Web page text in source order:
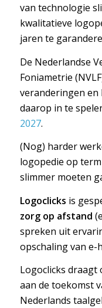
van technologie
kwalitatieve
jaren te
De Nederlandse
Foniametrie
veranderingen en
daarop in te
2027.
(Nog) harder
logopedie op
slimmer moeten
Logoclicks is
zorg op afstand
spreken uit
opschaling van e-
Logoclicks draagt
aan de toekomst
Nederlands